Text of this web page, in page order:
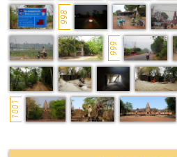
998
999
1001